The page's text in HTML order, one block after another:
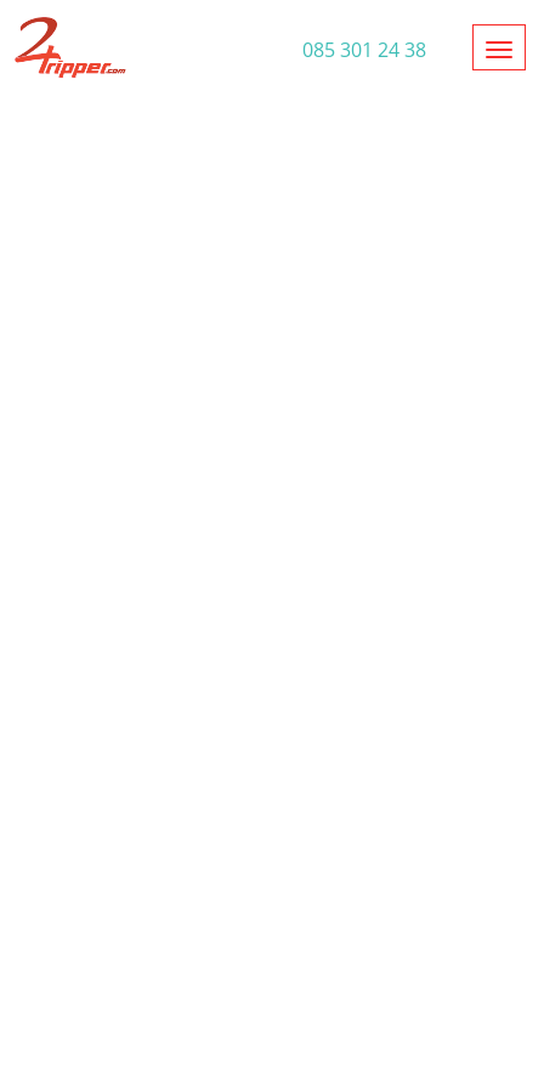
085 301 24 38